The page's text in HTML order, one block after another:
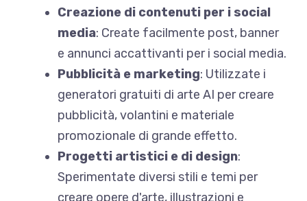
Creazione di contenuti per i social
media: Create facilmente post, banner
e annunci accattivanti per i social media.
Pubblicità e marketing: Utilizzate i
generatori gratuiti di arte AI per creare
pubblicità, volantini e materiale
promozionale di grande effetto.
Progetti artistici e di design:
Sperimentate diversi stili e temi per
creare opere d'arte, illustrazioni e